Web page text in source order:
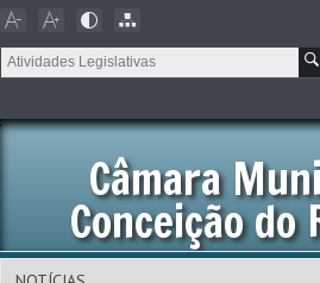
Câmara
Conceição do